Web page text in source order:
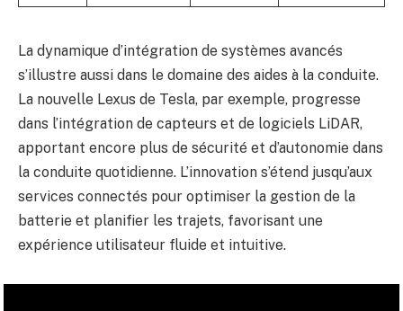
La dynamique d’intégration de systèmes avancés
s’illustre aussi dans le domaine des aides à la conduite.
La nouvelle Lexus de Tesla, par exemple, progresse
dans l’intégration de capteurs et de logiciels LiDAR,
apportant encore plus de sécurité et d’autonomie dans
la conduite quotidienne. L’innovation s’étend jusqu’aux
services connectés pour optimiser la gestion de la
batterie et planifier les trajets, favorisant une
expérience utilisateur fluide et intuitive.